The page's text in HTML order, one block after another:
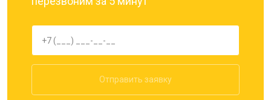
Отправить заявку